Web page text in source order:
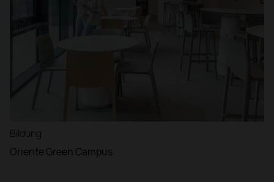
Bildung
Oriente Green Campus